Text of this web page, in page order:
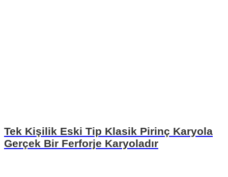
Tek Kişilik Eski Tip Klasik Pirinç Karyola
Gerçek Bir Ferforje Karyoladır